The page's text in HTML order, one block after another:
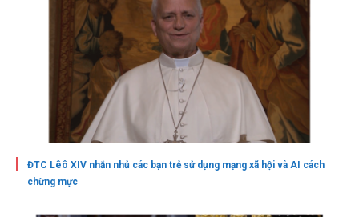
ĐTC Lêô XIV nhắn nhủ các bạn trẻ sử dụng mạng xã hội và AI cách
chừng mực